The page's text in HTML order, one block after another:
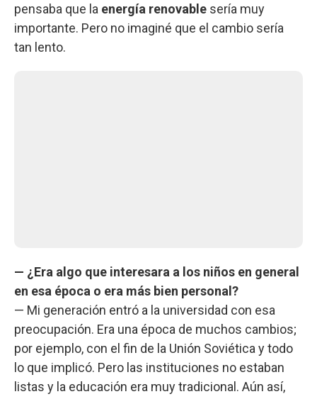
pensaba que la energía renovable sería muy
importante. Pero no imaginé que el cambio sería
tan lento.
— ¿Era algo que interesara a los niños en general
en esa época o era más bien personal?
— Mi generación entró a la universidad con esa
preocupación. Era una época de muchos cambios;
por ejemplo, con el fin de la Unión Soviética y todo
lo que implicó. Pero las instituciones no estaban
listas y la educación era muy tradicional. Aún así,